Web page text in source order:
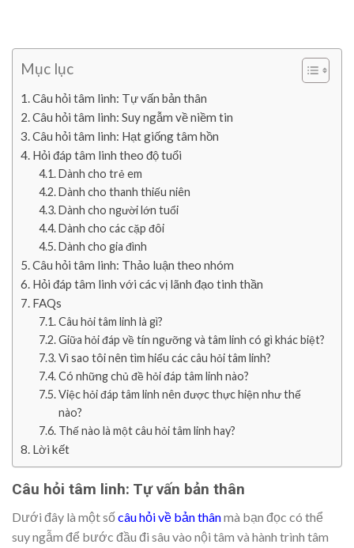
Mục lục
Câu hỏi tâm linh: Tự vấn bản thân
Câu hỏi tâm linh: Suy ngẫm về niềm tin
Câu hỏi tâm linh: Hạt giống tâm hồn
Hỏi đáp tâm linh theo độ tuổi
Dành cho trẻ em
Dành cho thanh thiếu niên
Dành cho người lớn tuổi
Dành cho các cặp đôi
Dành cho gia đình
Câu hỏi tâm linh: Thảo luận theo nhóm
Hỏi đáp tâm linh với các vị lãnh đạo tinh thần
FAQs
Câu hỏi tâm linh là gì?
Giữa hỏi đáp về tín ngưỡng và tâm linh có gì khác biệt?
Vì sao tôi nên tìm hiểu các câu hỏi tâm linh?
Có những chủ đề hỏi đáp tâm linh nào?
Việc hỏi đáp tâm linh nên được thực hiện như thế
nào?
Thế nào là một câu hỏi tâm linh hay?
Lời kết
Câu hỏi tâm linh: Tự vấn bản thân
Dưới đây là một sốcâu hỏi về bản thânmà bạn đọc có thể
suy ngẫm để bước đầu đi sâu vào nội tâm và hành trình tâm